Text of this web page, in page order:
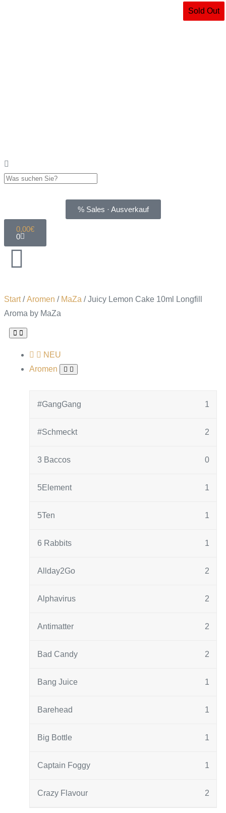
% Sales · Ausverkauf
0,00€
0
Start/Aromen / MaZa / Juicy Lemon Cake 10ml Longfill
Aroma by MaZa
NEU
Aromen
#GangGang 1
#Schmeckt 2
3 Baccos 0
5Element 1
5Ten 1
6 Rabbits 1
Allday2Go 2
Alphavirus 2
Antimatter 2
Bad Candy 2
Bang Juice 1
Barehead 1
Big Bottle 1
Captain Foggy 1
Crazy Flavour 2
Sold Out